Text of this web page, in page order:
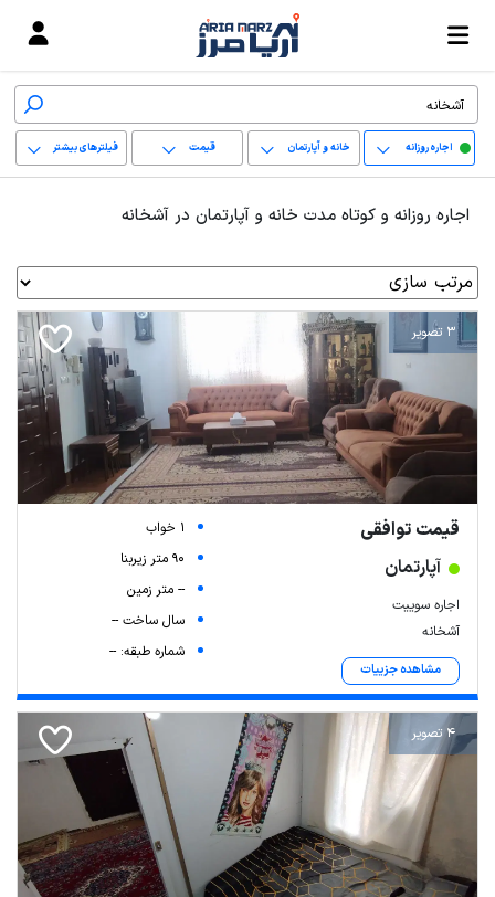
اجاره روزانه خانه و آپارتمان قیمت فیلترهای بیشتر
پاک کردن محدوده
انتخابی
اجاره روزانه و کوتاه مدت خانه و آپارتمان در آشخانه
3 تصویر
قیمت توافقی
آپارتمان
اجاره سوییت
آشخانه
مشاهده جزییات
1 خواب
90 متر زیربنا
-- متر زمین
سال ساخت --
شماره طبقه: --
4 تصویر